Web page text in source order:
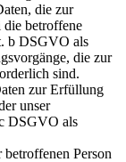
die zur
die betroffene
b DSGVO als
die zur
sind.
zur Erfüllung
unser
DSGVO als
Person